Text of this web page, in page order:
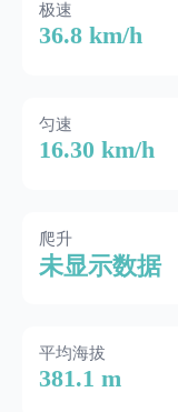
极速
36.8 km/h
匀速
16.30 km/h
爬升
未显示数据
平均海拔
381.1 m